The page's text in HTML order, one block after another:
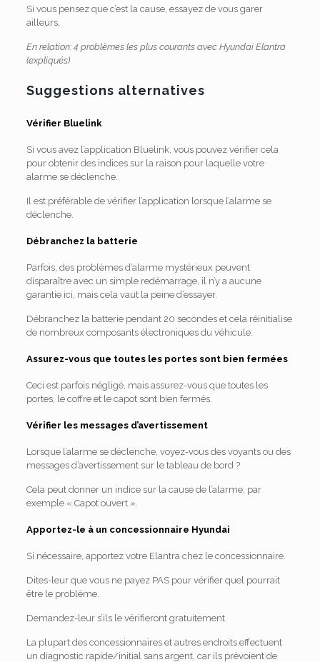
Si vous pensez que c’est la cause, essayez de vous garer
ailleurs.
En relation: 4 problèmes les plus courants avec Hyundai Elantra
(expliqués)
Suggestions alternatives
Vérifier Bluelink
Si vous avez l’application Bluelink, vous pouvez vérifier cela
pour obtenir des indices sur la raison pour laquelle votre
alarme se déclenche.
Il est préférable de vérifier l’application lorsque l’alarme se
déclenche.
Débranchez la batterie
Parfois, des problèmes d’alarme mystérieux peuvent
disparaître avec un simple redémarrage, il n’y a aucune
garantie ici, mais cela vaut la peine d’essayer.
Débranchez la batterie pendant 20 secondes et cela réinitialise
de nombreux composants électroniques du véhicule.
Assurez-vous que toutes les portes sont bien fermées
Ceci est parfois négligé, mais assurez-vous que toutes les
portes, le coffre et le capot sont bien fermés.
Vérifier les messages d’avertissement
Lorsque l’alarme se déclenche, voyez-vous des voyants ou des
messages d’avertissement sur le tableau de bord ?
Cela peut donner un indice sur la cause de l’alarme, par
exemple « Capot ouvert ».
Apportez-le à un concessionnaire Hyundai
Si nécessaire, apportez votre Elantra chez le concessionnaire.
Dites-leur que vous ne payez PAS pour vérifier quel pourrait
être le problème.
Demandez-leur s’ils le vérifieront gratuitement.
La plupart des concessionnaires et autres endroits effectuent
un diagnostic rapide/initial sans argent, car ils prévoient de